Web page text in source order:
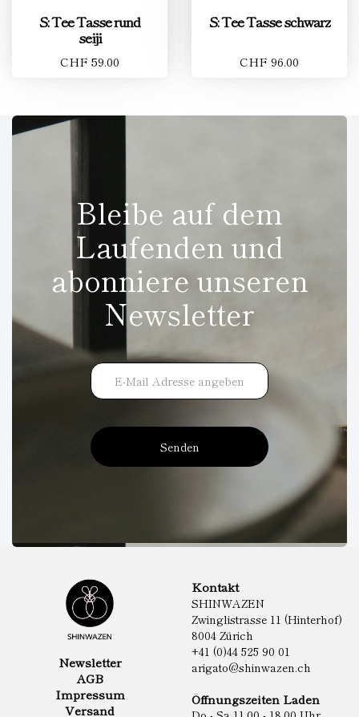
S: Tee Tasse rund
seiji
CHF 59.00
S: Tee Tasse schwarz
CHF 96.00
Bleibe auf dem
Laufenden und
abonniere unseren
Newsletter
Senden
Newsletter
AGB
Impressum
Versand
Kontakt
SHINWAZEN
Zwinglistrasse 11 (Hinterhof)
8004 Zürich
+41 (0)44 525 90 01
arigato@shinwazen.ch
Öffnungszeiten Laden